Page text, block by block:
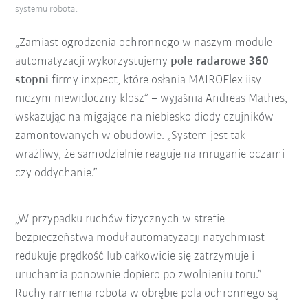
„Zamiast ogrodzenia ochronnego w naszym module
automatyzacji wykorzystujemy pole radarowe 360
stopni firmy inxpect, które osłania MAIROFlex iisy
niczym niewidoczny klosz” – wyjaśnia Andreas Mathes,
wskazując na migające na niebiesko diody czujników
zamontowanych w obudowie. „System jest tak
wrażliwy, że samodzielnie reaguje na mruganie oczami
czy oddychanie.”
systemu robota.
„W przypadku ruchów fizycznych w strefie
bezpieczeństwa moduł automatyzacji natychmiast
redukuje prędkość lub całkowicie się zatrzymuje i
uruchamia ponownie dopiero po zwolnieniu toru.”
Ruchy ramienia robota w obrębie pola ochronnego są